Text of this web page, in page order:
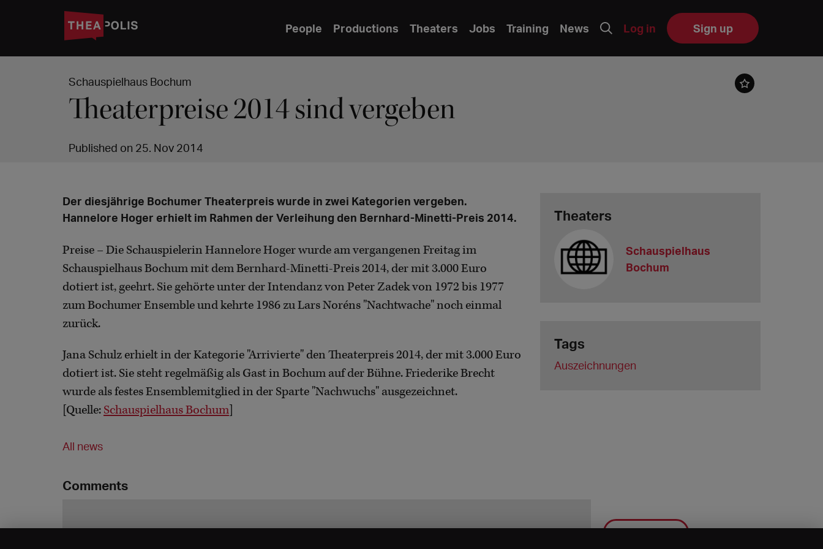
People Productions Theaters Jobs Training News Log in Sign up
Schauspielhaus Bochum
Theaterpreise 2014 sind vergeben
Published on 25. Nov 2014
Der diesjährige Bochumer Theaterpreis wurde in zwei Kategorien vergeben.
Hannelore Hoger erhielt im Rahmen der Verleihung den Bernhard-Minetti-Preis 2014.
Preise – Die Schauspielerin Hannelore Hoger wurde am vergangenen Freitag im
Schauspielhaus Bochum mit dem Bernhard-Minetti-Preis 2014, der mit 3.000 Euro
dotiert ist, geehrt. Sie gehörte unter der Intendanz von Peter Zadek von 1972 bis 1977
zum Bochumer Ensemble und kehrte 1986 zu Lars Noréns "Nachtwache" noch einmal
zurück.
Jana Schulz erhielt in der Kategorie "Arrivierte" den Theaterpreis 2014, der mit 3.000 Euro
dotiert ist. Sie steht regelmäßig als Gast in Bochum auf der Bühne. Friederike Brecht
wurde als festes Ensemblemitglied in der Sparte "Nachwuchs" ausgezeichnet.
[Quelle: Schauspielhaus Bochum]
All news
Theaters
Schauspielhaus
Bochum
Tags
Auszeichnungen
Comments
Save